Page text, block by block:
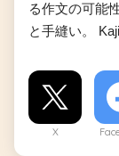
る作文の可能
と手縫い。
X